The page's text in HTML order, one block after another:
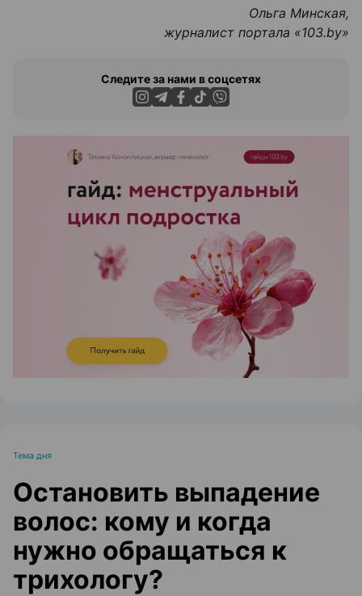
Ольга Минская,
журналист портала «103.by»
Следите за нами в соцсетях
ЭФФЕКТИВНАЯ РЕКЛАМА НА САЙТЕ
Тема дня
Остановить выпадение
волос: кому и когда
нужно обращаться к
трихологу?